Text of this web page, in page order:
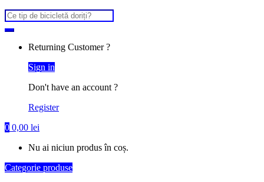
Search
for:
Returning Customer ?
Sign in
Don't have an account ?
Register
0 0,00 lei
Nu ai niciun produs în coș.
Categorie produse